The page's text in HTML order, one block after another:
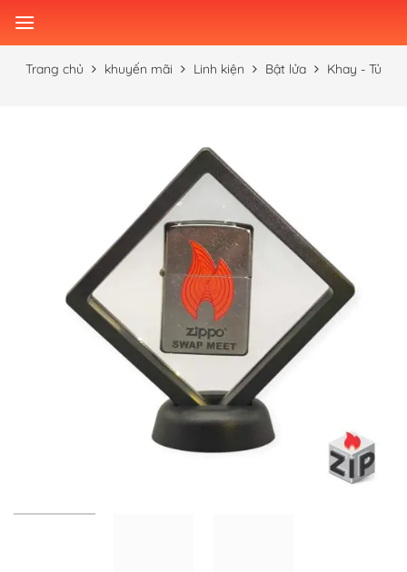
Trang chủ khuyến mãi Linh kiện Bật lửa Khay - Tủ